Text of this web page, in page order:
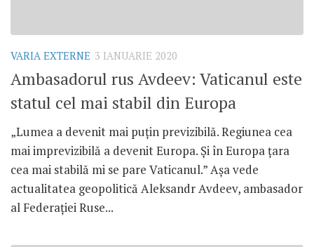
VARIA EXTERNE 3 IANUARIE 2020
Ambasadorul rus Avdeev: Vaticanul este
statul cel mai stabil din Europa
„Lumea a devenit mai puțin previzibilă. Regiunea cea
mai imprevizibilă a devenit Europa. Și în Europa țara
cea mai stabilă mi se pare Vaticanul.” Așa vede
actualitatea geopolitică Aleksandr Avdeev, ambasador
al Federației Ruse...